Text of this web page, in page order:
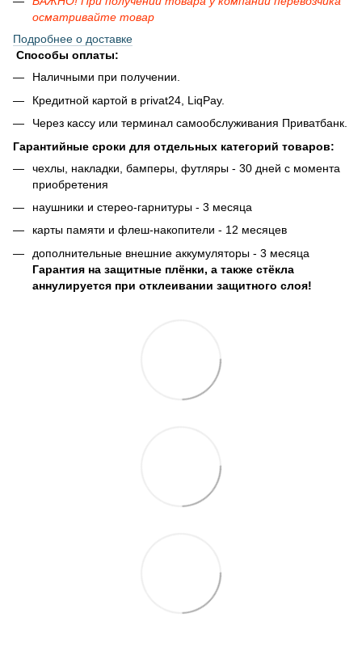
осматривайте товар
Подробнее о доставке
Способы оплаты:
Наличными при получении.
Кредитной картой в privat24, LiqPay.
Через кассу или терминал самообслуживания Приватбанк.
Гарантийные сроки для отдельных категорий товаров:
чехлы, накладки, бамперы, футляры - 30 дней с момента
приобретения
наушники и стерео-гарнитуры - 3 месяца
карты памяти и флеш-накопители - 12 месяцев
дополнительные внешние аккумуляторы - 3 месяца
Гарантия на защитные плёнки, а также стёкла
аннулируется при отклеивании защитного слоя!